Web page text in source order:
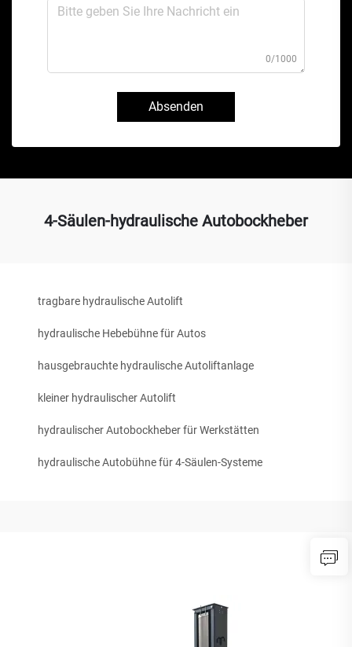
0/1000
Absenden
4-Säulen-hydraulische Autobockheber
tragbare hydraulische Autolift
hydraulische Hebebühne für Autos
hausgebrauchte hydraulische Autoliftanlage
kleiner hydraulischer Autolift
hydraulischer Autobockheber für Werkstätten
hydraulische Autobühne für 4-Säulen-Systeme